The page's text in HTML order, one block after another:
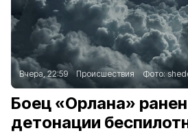
Вчера, 22:59 Происшествия Фото:
Боец «Орлана»
детонации